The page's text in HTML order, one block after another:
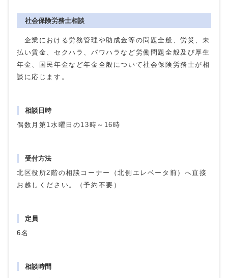
社会保険労務士相談
企業における労務管理や助成金等の問題全般、労災、未
払い賃金、セクハラ、パワハラなど労働問題全般及び厚生
年金、国民年金など年金全般について社会保険労務士が相
談に応じます。
相談日時
偶数月第1水曜日の13時～16時
受付方法
北区役所2階の相談コーナー（北側エレベータ前）へ直接
お越しください。（予約不要）
定員
6名
相談時間